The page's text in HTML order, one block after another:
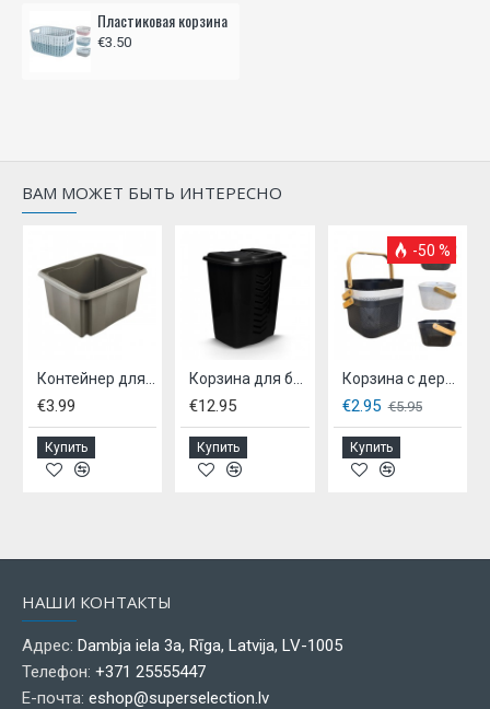
Пластиковая корзина
€3.50
ВАМ МОЖЕТ БЫТЬ ИНТЕРЕСНО
€3.99
Купить
€12.95
Купить
-50 %
€2.95 €5.95
Купить
НАШИ КОНТАКТЫ
Адрес: Dambja iela 3a, Rīga, Latvija, LV-1005
Телефон: +371 25555447
Е-почта: eshop@superselection.lv